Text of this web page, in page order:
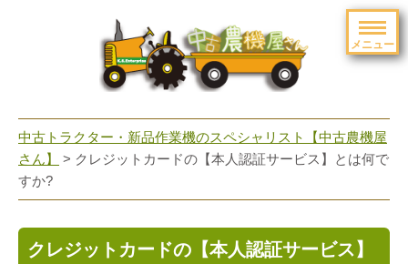
メニュー
navigation
中古トラクター・新品作業機のスペシャリスト【中古農機屋
さん】
> クレジットカードの【本人認証サービス】とは何で
すか?
クレジットカードの【本人認証サービス】